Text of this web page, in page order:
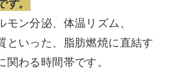
す。
モン分泌、体温リズム、
といった、脂肪燃焼に直結す
関わる時間帯です。